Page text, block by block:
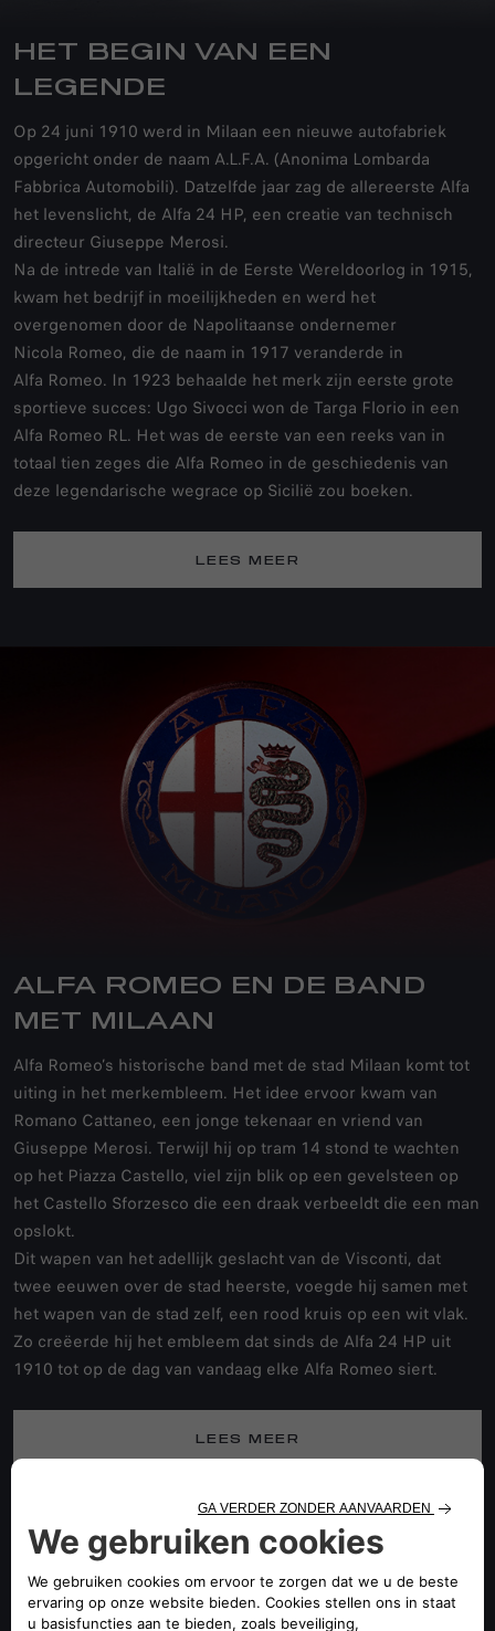
HET BEGIN VAN EEN
LEGENDE
Op 24 juni 1910 werd in Milaan een nieuwe autofabriek
opgericht onder de naam A.L.F.A. (Anonima Lombarda
Fabbrica Automobili). Datzelfde jaar zag de allereerste Alfa
het levenslicht, de Alfa 24 HP, een creatie van technisch
directeur Giuseppe Merosi.
Na de intrede van Italië in de Eerste Wereldoorlog in 1915,
kwam het bedrijf in moeilijkheden en werd het
overgenomen door de Napolitaanse ondernemer
Nicola Romeo, die de naam in 1917 veranderde in
Alfa Romeo. In 1923 behaalde het merk zijn eerste grote
sportieve succes: Ugo Sivocci won de Targa Florio in een
Alfa Romeo RL. Het was de eerste van een reeks van in
totaal tien zeges die Alfa Romeo in de geschiedenis van
deze legendarische wegrace op Sicilië zou boeken.
LEES MEER
ALFA ROMEO EN DE BAND
MET MILAAN
Alfa Romeo’s historische band met de stad Milaan komt tot
uiting in het merkembleem. Het idee ervoor kwam van
Romano Cattaneo, een jonge tekenaar en vriend van
Giuseppe Merosi. Terwijl hij op tram 14 stond te wachten
op het Piazza Castello, viel zijn blik op een gevelsteen op
het Castello Sforzesco die een draak verbeeldt die een man
opslokt.
Dit wapen van het adellijk geslacht van de Visconti, dat
twee eeuwen over de stad heerste, voegde hij samen met
het wapen van de stad zelf, een rood kruis op een wit vlak.
Zo creëerde hij het embleem dat sinds de Alfa 24 HP uit
1910 tot op de dag van vandaag elke Alfa Romeo siert.
LEES MEER
ONTDEK MEER